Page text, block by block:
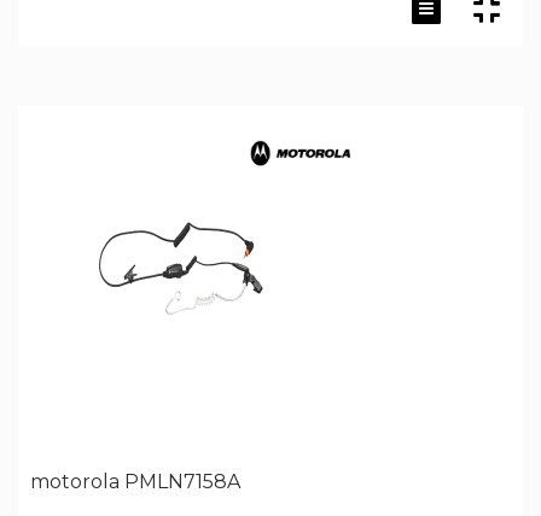
motorola PMLN7158A